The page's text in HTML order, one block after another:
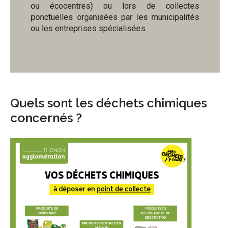
ou écocentres) ou lors de collectes
ponctuelles organisées par les municipalités
ou les entreprises spécialisées.
Quels sont les déchets chimiques
concernés ?